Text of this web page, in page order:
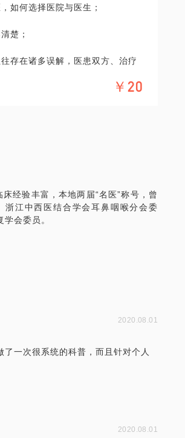
如何选择医院与医生；
楚；
存在诸多误解，医患双方、治疗
领域的的个人经验、意见或观
在行请您前往正规医院进行就
￥20
经验丰富，本地两届“名医”称号，曾
江中西医结合学会耳鼻咽喉分会委
会委员。
2020.08.01
一次很系统的科普，而且针对个人
2020.08.01